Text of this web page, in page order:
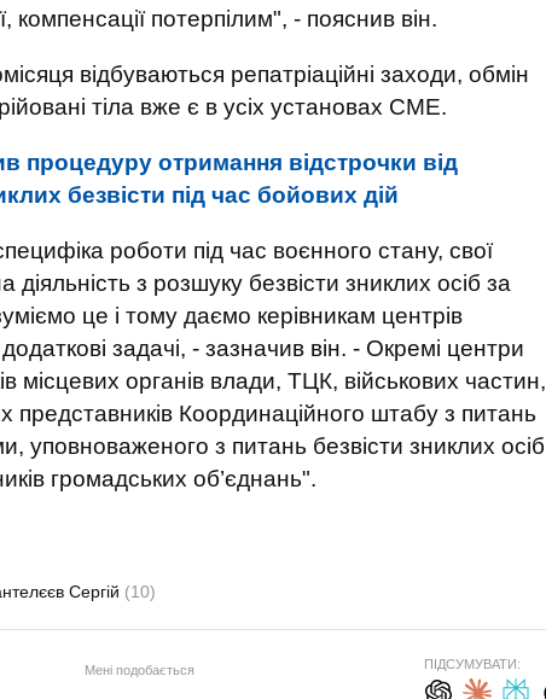
компенсації потерпілим", - пояснив він.
відбуваються репатріаційні заходи, обмін
тіла вже є в усіх установах СМЕ.
процедуру отримання відстрочки від
безвісти під час бойових дій
роботи під час воєнного стану, свої
з розшуку безвісти зниклих осіб за
це і тому даємо керівникам центрів
задачі, - зазначив він. - Окремі центри
місцевих органів влади, ТЦК, військових частин,
представників Координаційного штабу з питань
уповноваженого з питань безвісти зниклих осіб
громадських об’єднань".
Сергій (10)
Мені подобається ПІДСУМУВАТИ: